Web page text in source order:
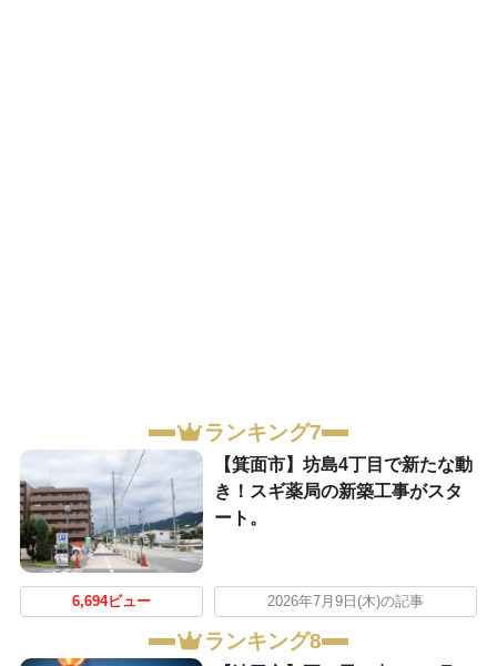
ランキング7
【箕面市】坊島4丁目で新たな動
き！スギ薬局の新築工事がスタ
ート。
6,694ビュー 2026年7月9日(木)の記事
ランキング8